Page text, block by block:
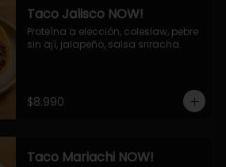
Taco Jalisco NOW!
Proteína a elección, coleslaw, pebre
sin ají, jalapeño, salsa sriracha.
$8.990
Taco Mariachi NOW!